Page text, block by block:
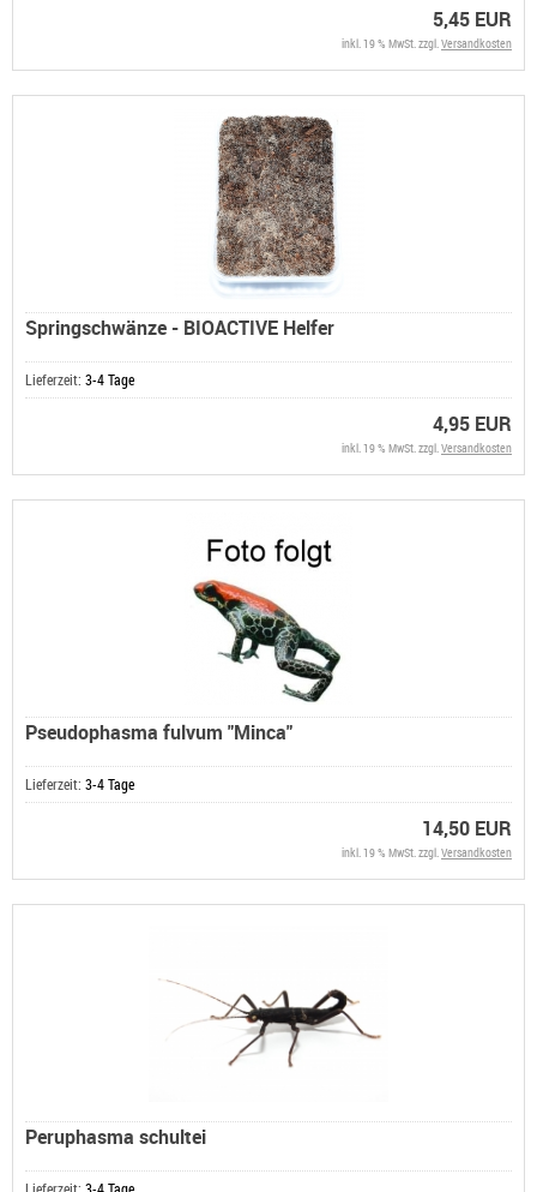
5,45 EUR
inkl. 19 % MwSt. zzgl.Versandkosten
Springschwänze - BIOACTIVE Helfer
Lieferzeit: 3-4 Tage
4,95 EUR
inkl. 19 % MwSt. zzgl.Versandkosten
Pseudophasma fulvum "Minca"
Lieferzeit: 3-4 Tage
14,50 EUR
inkl. 19 % MwSt. zzgl.Versandkosten
Peruphasma schultei